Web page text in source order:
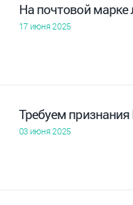
На почтовой марке
17 июня 2025
Требуем
03 июня 2025